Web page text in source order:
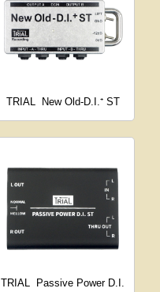
TRIAL New Old-D.I.⁺ ST
TRIAL
Passive Power D.I.